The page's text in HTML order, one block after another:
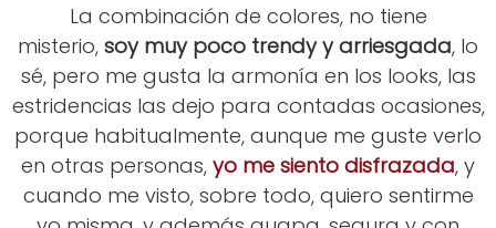
La combinación de colores, no tiene
misterio, soy muy poco trendy y arriesgada, lo
sé, pero me gusta la armonía en los looks, las
estridencias las dejo para contadas ocasiones,
porque habitualmente, aunque me guste verlo
en otras personas, yo me siento disfrazada, y
cuando me visto, sobre todo, quiero sentirme